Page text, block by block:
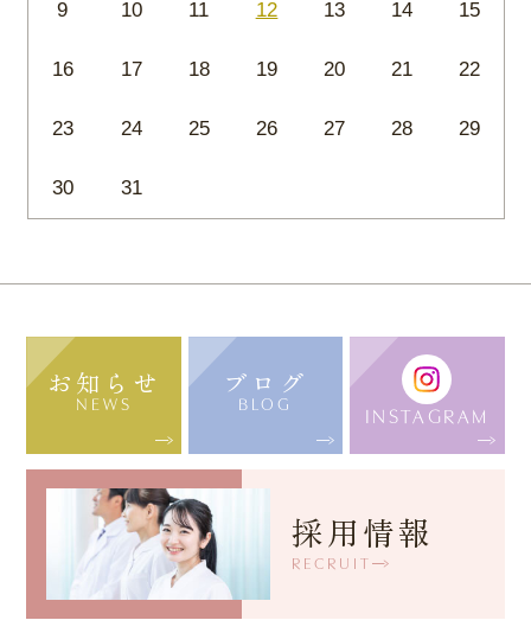
9 10 11 12 13 14 15
16 17 18 19 20 21 22
23 24 25 26 27 28 29
30 31
お知らせ
NEWS
ブログ
BLOG
INSTAGRAM
採用情報
RECRUIT